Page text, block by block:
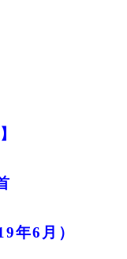
年6 月）